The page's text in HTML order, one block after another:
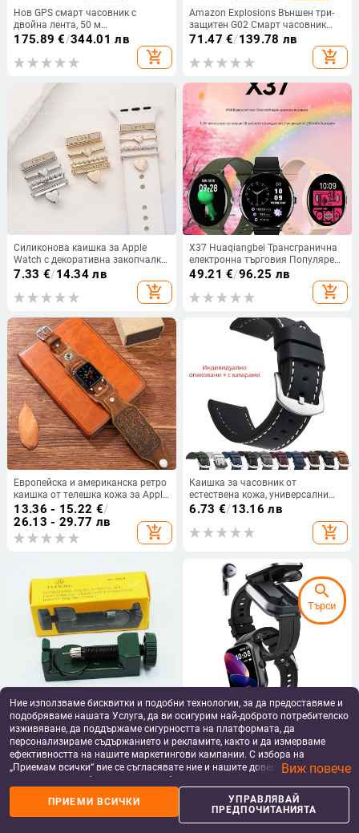
home apps shopping_basket
Кошница
person
Профил
Нов GPS смарт часовник с
двойна лента, 50 м
водоустойчив, здрав спортен
часовник за открито, алтиметър,
барометър, компас
175.89 €/344.01 лв
add_shopping_cart
Amazon Explosions Външен три-
защитен G02 Смарт часовник
1.39 Bluetooth Музикален GPS
Четиризвезден позициониращ
мъжки часовник
71.47 €/139.78 лв
add_shopping_cart
Силиконова каишка за Apple
Watch с декоративна закопчалка
в форма на сърце (универсална
7.33 €/14.34 лв
add_shopping_cart
X37 Huaqiangbei Трансгранична
електронна търговия Популярен
частен модел Водоустойчив
Спортен кръгъл екран Смарт
49.21 €/96.25 лв
add_shopping_cart
Европейска и американска ретро
каишка от телешка кожа за Apple
Watch, каишка за Iwatch,
естествена кожа, висок клас,
Premium Sense
13.36 - 15.22 €/
26.13 - 29.77 лв
add_shopping_cart
Каишка за часовник от
естествена кожа, универсални
ширини 18–24 мм, унисекс, с
изрязани краища, сребърна или
черна катарама
6.73 €/13.16 лв
add_shopping_cart
2068 инструмент за премахване
на метална каишка, многопинов
нож за часовници, сребристо-
червен, зелен, инструмент за
премахване на секции от каишка
ремонт на часовници
6.70 - 7.43€/
13.10 - 14.53 лв
add_shopping_cart
D8Pro смарт часовник Bluetooth
разговори 2 в 1 Bluetooth
слушалки 2"
70.93 - 71.47€/
138.73 - 139.78 лв
add_shopping_cart
Ние използваме бисквитки и подобни технологии, за да предоставяме и
подобряваме нашата Услуга, да ви осигурим най-доброто потребителско
изживяване, да поддържаме сигурността на платформата, да
персонализираме съдържанието и рекламите, както и да измерваме
ефективността на нашите маркетингови кампании. С избора на
„Приемам всички“ вие се съгласявате ние и нашите доверени партньори
да съхраняваме бисквитки и подобни технологии на вашето устройство
за рекламни и аналитични цели. Можете по всяко време да управлявате
своите предпочитания, като натиснете „Управлявай предпочитанията“.
За повече информация, моля, вижте нашата
Виж повече
ПРИЕМИ ВСИЧКИ
УПРАВЛЯВАЙ
ПРЕДПОЧИТАНИЯТА
search
Търси